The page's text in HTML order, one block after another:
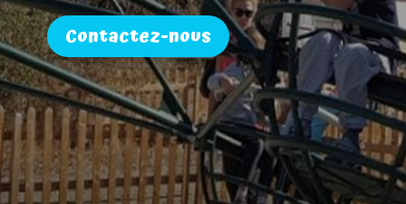
Contactez-nous